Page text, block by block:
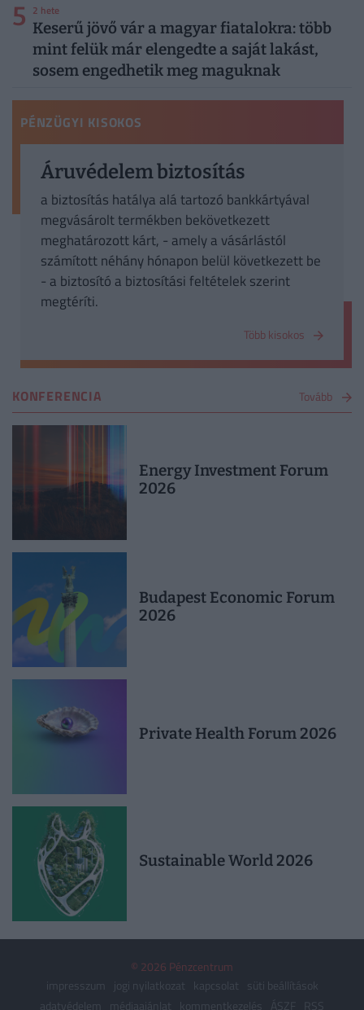
5 2 hete
Keserű jövő vár a magyar fiatalokra: több
mint felük már elengedte a saját lakást,
sosem engedhetik meg maguknak
PÉNZÜGYI KISOKOS
Áruvédelem biztosítás
a biztosítás hatálya alá tartozó bankkártyával
megvásárolt termékben bekövetkezett
meghatározott kárt, - amely a vásárlástól
számított néhány hónapon belül következett be
- a biztosító a biztosítási feltételek szerint
megtéríti.
Több kisokos
KONFERENCIA Tovább
Energy Investment Forum
2026
Budapest Economic Forum
2026
Private Health Forum 2026
Sustainable World 2026
© 2026 Pénzcentrum
impresszum
jogi nyilatkozat kapcsolat
süti beállítások
adatvédelem
médiaajánlat kommentkezelés ÁSZF RSS